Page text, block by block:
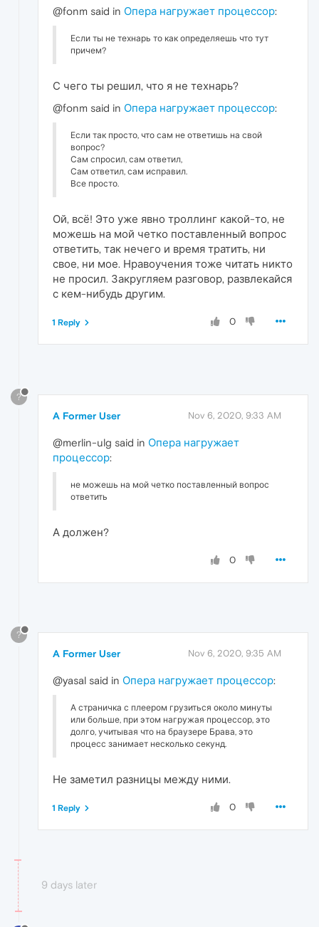
@fonm said in Опера нагружает процессор:
Если ты не технарь то как определяешь что тут
причем?
С чего ты решил, что я не технарь?
@fonm said in Опера нагружает процессор:
Если так просто, что сам не ответишь на свой
вопрос?
Сам спросил, сам ответил,
Сам ответил, сам исправил.
Все просто.
Ой, всё! Это уже явно троллинг какой-то, не
можешь на мой четко поставленный вопрос
ответить, так нечего и время тратить, ни
свое, ни мое. Нравоучения тоже читать никто
не просил. Закругляем разговор, развлекайся
с кем-нибудь другим.
0
1 Reply
?
A Former User Nov 6, 2020, 9:33 AM
@merlin-ulg said in Опера нагружает
процессор:
не можешь на мой четко поставленный вопрос
ответить
А должен?
0
?
A Former User Nov 6, 2020, 9:35 AM
@yasal said in Опера нагружает процессор:
А страничка с плеером грузиться около минуты
или больше, при этом нагружая процессор, это
долго, учитывая что на браузере Брава, это
процесс занимает несколько секунд.
Не заметил разницы между ними.
0
1 Reply
9 days later